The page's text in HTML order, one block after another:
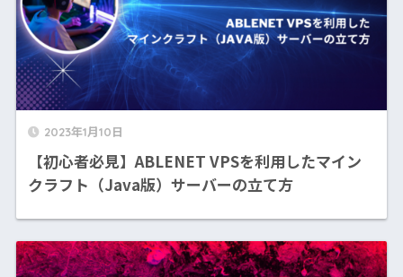
2023年1月10日
【初心者必見】ABLENET VPSを利用したマイン
クラフト（Java版）サーバーの立て方